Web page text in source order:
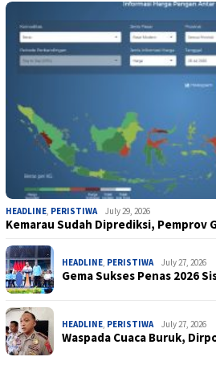
HEADLINE, PERISTIWA July 29, 2026
Kemarau Sudah Diprediksi, Pemprov
HEADLINE, PERISTIWA July 27, 2026
Gema Sukses Penas 2026
HEADLINE, PERISTIWA July 27, 2026
Waspada Cuaca Buruk,